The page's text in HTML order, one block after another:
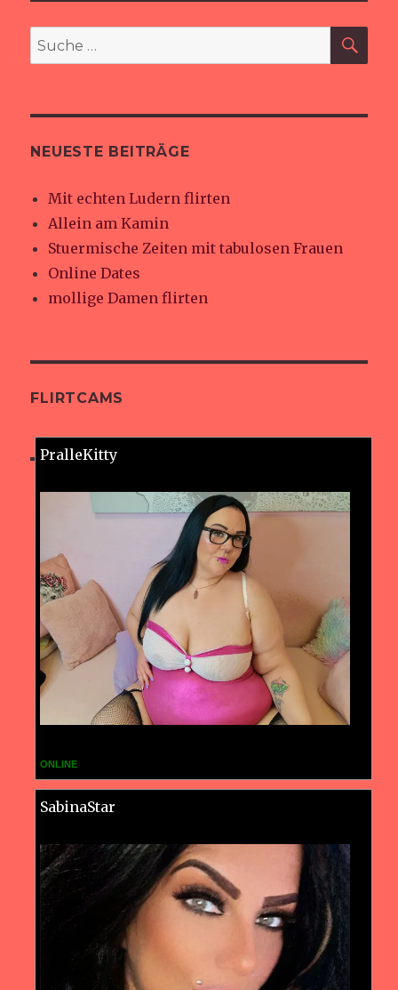
Suche
nach:
NEUESTE BEITRÄGE
Mit echten Ludern flirten
Allein am Kamin
Stuermische Zeiten mit tabulosen Frauen
Online Dates
mollige Damen flirten
FLIRTCAMS
PralleKitty
ONLINE
SabinaStar